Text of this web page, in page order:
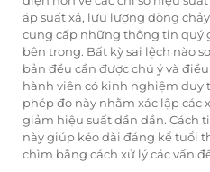
áp suất xả, lưu lượng dòng
cung cấp những thông tin quý
bên trong. Bất kỳ sai lệch nào
bản đều cần được chú ý và
hành viên có kinh nghiệm duy
phép đo này nhằm xác lập các
giảm hiệu suất dần dần. Cách
này giúp kéo dài đáng kể tuổi
chìm bằng cách xử lý các vấn